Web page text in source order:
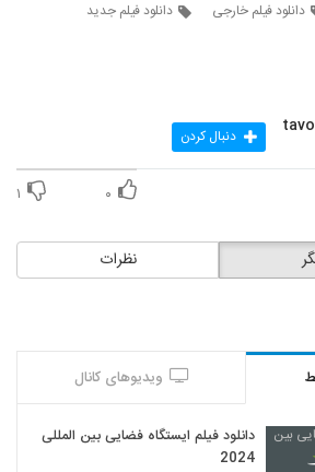
دانلود فیلم خارجی
دانلود فیلم جدید
دنبال کردن
۰ ۱
نظرات
ویدیوهای کانال
دانلود فیلم ایستگاه فضایی بین المللی
2024